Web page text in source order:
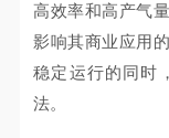
高效率和高产气
影响其商业应用
稳定运行的同时
法。